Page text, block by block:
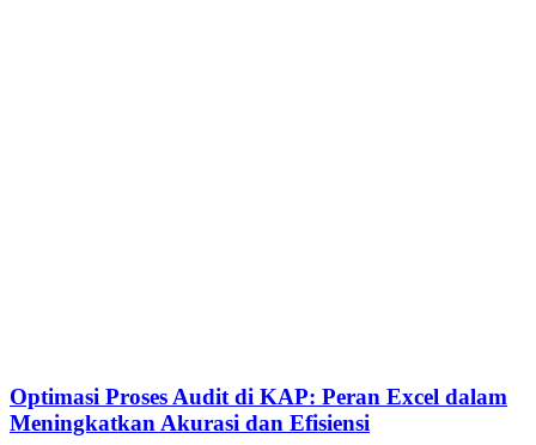
Optimasi Proses Audit di KAP: Peran Excel dalam
Meningkatkan Akurasi dan Efisiensi